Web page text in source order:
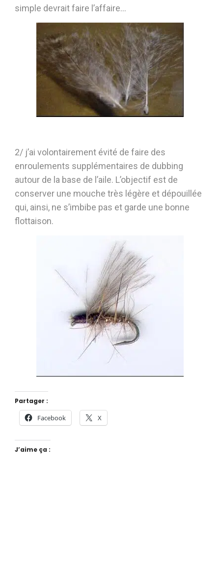
simple devrait faire l’affaire…
2/ j’ai volontairement évité de faire des
enroulements supplémentaires de dubbing
autour de la base de l’aile. L’objectif est de
conserver une mouche très légère et dépouillée
qui, ainsi, ne s’imbibe pas et garde une bonne
flottaison.
Partager :
Facebook X
J’aime ça :